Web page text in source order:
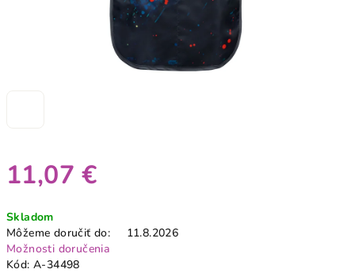
11,07 €
cena:
Skladom
Môžeme doručiť do:
11.8.2026
Možnosti doručenia
Kód: A-34498